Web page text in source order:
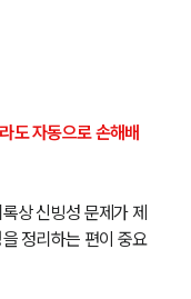
도 자동으로 손해배
상 신빙성 문제가 제
정리하는 편이 중요